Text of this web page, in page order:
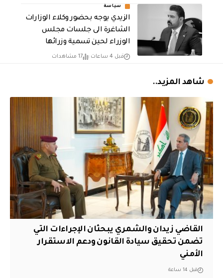
سياسة
الزيدي يوجه بحضور وكلاء الوزارات
الشاغرة الى جلسات مجلس
الوزراء لحين تسمية وزرائها
قبل 4 ساعات 17 مشاهدات
شاهد المزيد..
القاضي زيدان والشمري يبحثان الإجراءات التي
تضمن تحقيق سيادة القانون ودعم الاستقرار
الأمني
قبل 14 ساعة